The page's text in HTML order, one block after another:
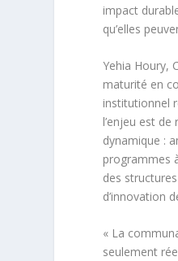
impact
qu’elles
Yehia Houry,
maturité en
institutionnel
l’enjeu est
dynamique :
programmes
des
d’innovation
« La
seulement